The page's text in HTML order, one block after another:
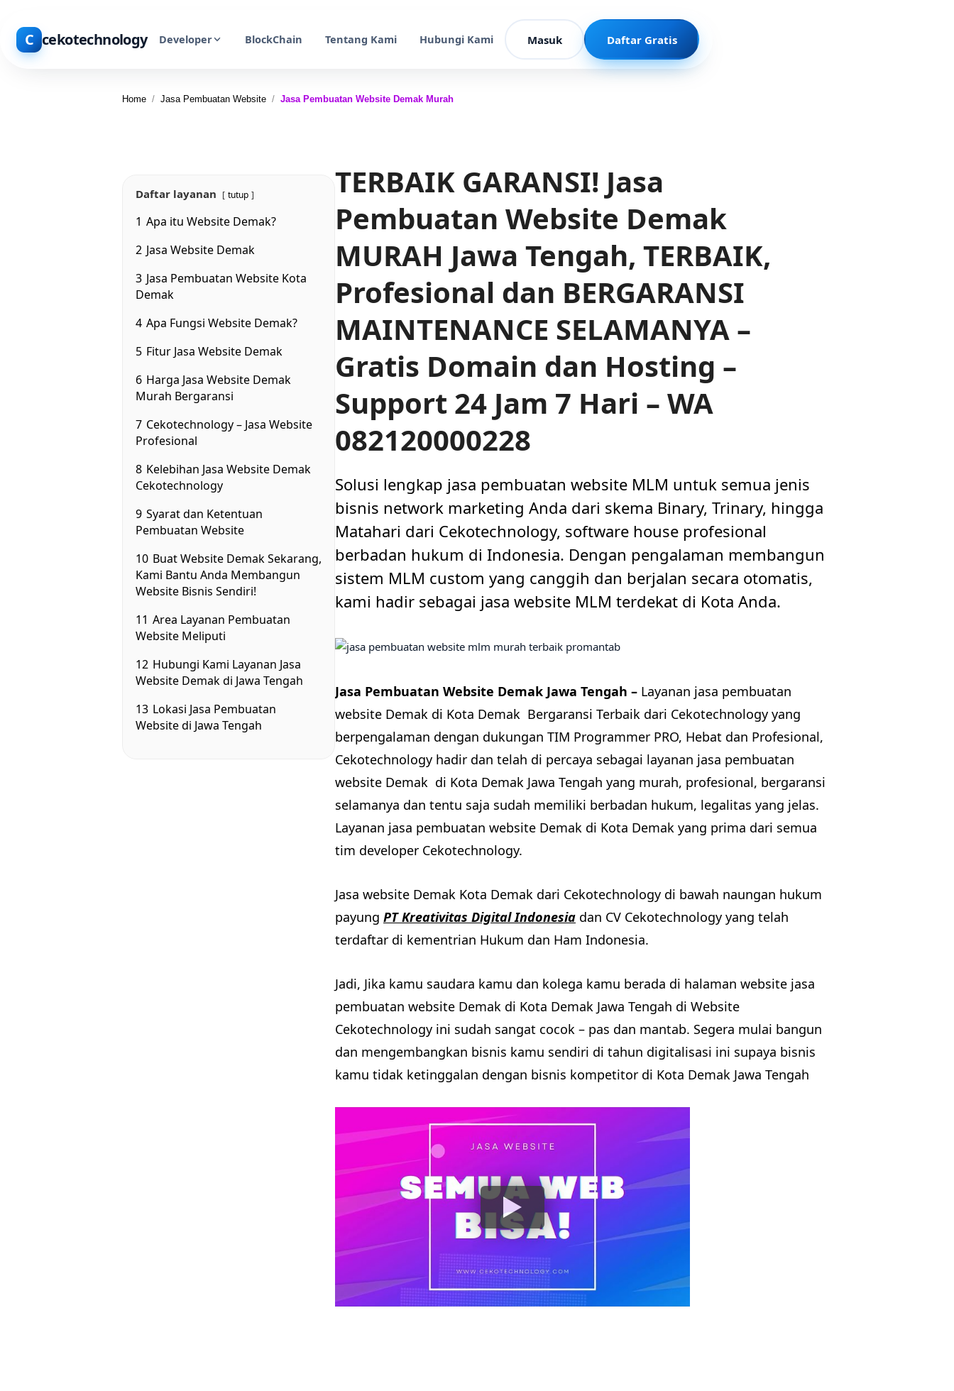
C cekotechnology Developer BlockChain Tentang Kami Hubungi Kami Masuk Daftar Gratis
Home / Jasa Pembuatan Website / Jasa Pembuatan Website Demak Murah
Daftar layanan tutup
1 Apa itu Website Demak?
2 Jasa Website Demak
3 Jasa Pembuatan Website Kota
Demak
4 Apa Fungsi Website Demak?
5 Fitur Jasa Website Demak
6 Harga Jasa Website Demak
Murah Bergaransi
7 Cekotechnology – Jasa Website
Profesional
8 Kelebihan Jasa Website Demak
Cekotechnology
9 Syarat dan Ketentuan
Pembuatan Website
10 Buat Website Demak Sekarang,
Kami Bantu Anda Membangun
Website Bisnis Sendiri!
11 Area Layanan Pembuatan
Website Meliputi
12 Hubungi Kami Layanan Jasa
Website Demak di Jawa Tengah
13 Lokasi Jasa Pembuatan
Website di Jawa Tengah
TERBAIK GARANSI! Jasa
Pembuatan Website Demak
MURAH Jawa Tengah, TERBAIK,
Profesional dan BERGARANSI
MAINTENANCE SELAMANYA –
Gratis Domain dan Hosting –
Support 24 Jam 7 Hari – WA
082120000228
Solusi lengkap jasa pembuatan website MLM untuk semua jenis
bisnis network marketing Anda dari skema Binary, Trinary, hingga
Matahari dari Cekotechnology, software house profesional
berbadan hukum di Indonesia. Dengan pengalaman membangun
sistem MLM custom yang canggih dan berjalan secara otomatis,
kami hadir sebagai jasa website MLM terdekat di Kota Anda.
Jasa Pembuatan Website Demak Jawa Tengah – Layanan jasa pembuatan
website Demak di Kota Demak Bergaransi Terbaik dari Cekotechnology yang
berpengalaman dengan dukungan TIM Programmer PRO, Hebat dan Profesional,
Cekotechnology hadir dan telah di percaya sebagai layanan jasa pembuatan
website Demak di Kota Demak Jawa Tengah yang murah, profesional, bergaransi
selamanya dan tentu saja sudah memiliki berbadan hukum, legalitas yang jelas.
Layanan jasa pembuatan website Demak di Kota Demak yang prima dari semua
tim developer Cekotechnology.
Jasa website Demak Kota Demak dari Cekotechnology di bawah naungan hukum
payung PT Kreativitas Digital Indonesia dan CV Cekotechnology yang telah
terdaftar di kementrian Hukum dan Ham Indonesia.
Jadi, Jika kamu saudara kamu dan kolega kamu berada di halaman website jasa
pembuatan website Demak di Kota Demak Jawa Tengah di Website
Cekotechnology ini sudah sangat cocok – pas dan mantab. Segera mulai bangun
dan mengembangkan bisnis kamu sendiri di tahun digitalisasi ini supaya bisnis
kamu tidak ketinggalan dengan bisnis kompetitor di Kota Demak Jawa Tengah